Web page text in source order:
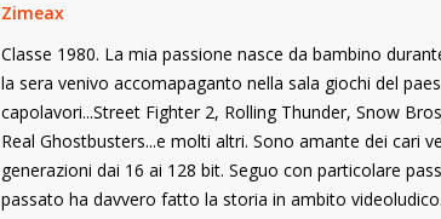
Zimeax
Classe 1980. La mia passione nasce da bambino
la sera venivo accomapaganto nella sala giochi del
capolavori...Street Fighter 2, Rolling Thunder, Snow
Real Ghostbusters...e molti altri. Sono amante dei cari
generazioni dai 16 ai 128 bit. Seguo con particolare
passato ha davvero fatto la storia in ambito videoludico.